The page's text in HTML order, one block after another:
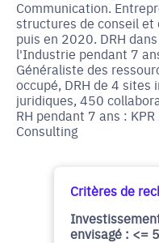
Communication.
structures de conseil et
puis en 2020. DRH
l'Industrie pendant 7
Généraliste des
occupé, DRH de 4
juridiques, 450
RH pendant 7 ans :
Consulting
Critères de
envisagé : <=